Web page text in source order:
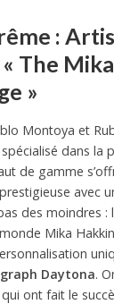
:
The
»
Montoya et
spécialisé dans la
de gamme
avec
des moindres :
Mika
Daytona.
ont fait le